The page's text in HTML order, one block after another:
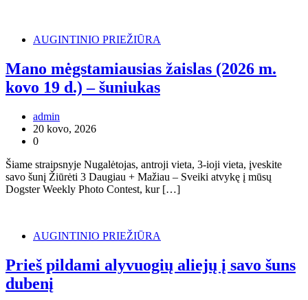
AUGINTINIO PRIEŽIŪRA
Mano mėgstamiausias žaislas (2026 m.
kovo 19 d.) – šuniukas
admin
20 kovo, 2026
0
Šiame straipsnyje Nugalėtojas, antroji vieta, 3-ioji vieta, įveskite
savo šunį Žiūrėti 3 Daugiau + Mažiau – Sveiki atvykę į mūsų
Dogster Weekly Photo Contest, kur […]
AUGINTINIO PRIEŽIŪRA
Prieš pildami alyvuogių aliejų į savo šuns
dubenį